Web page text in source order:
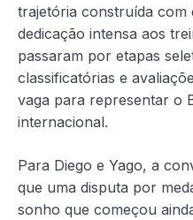
trajetória construída com
dedicação intensa aos
passaram por etapas
classificatórias e
vaga para representar o
internacional.
Para Diego e Yago, a
que uma disputa por
sonho que começou